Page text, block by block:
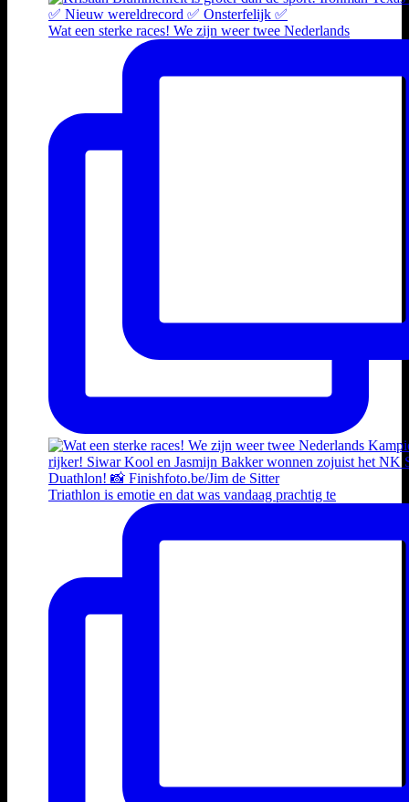
Wat een sterke races! We zijn weer twee Nederlands
Triathlon is emotie en dat was vandaag prachtig te